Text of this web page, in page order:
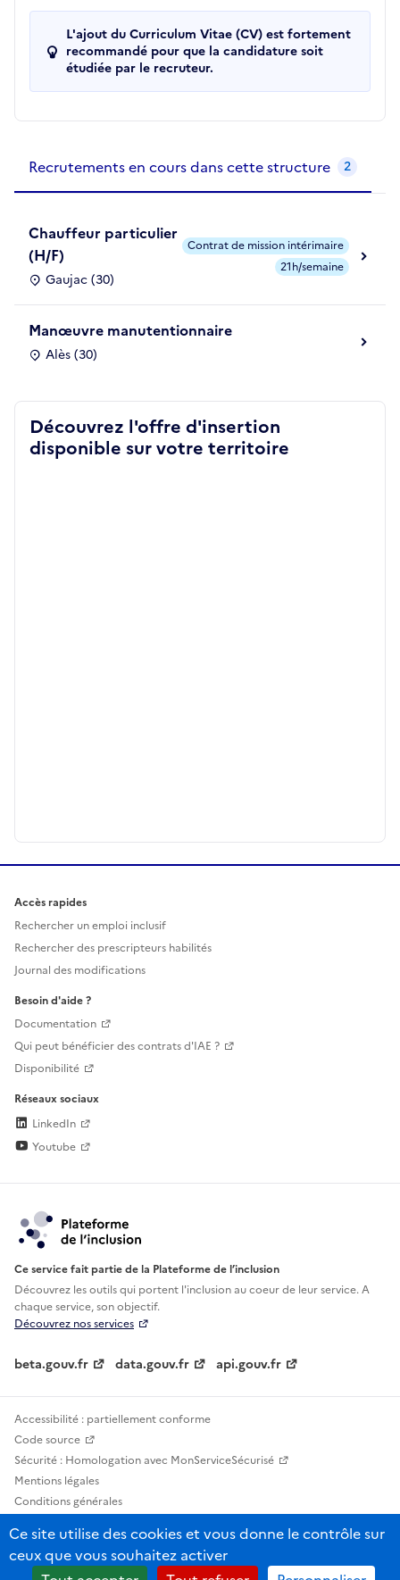
L'ajout du Curriculum Vitae (CV) est fortement
recommandé pour que la candidature soit
étudiée par le recruteur.
Recrutements en cours dans cette structure 2
Chauffeur particulier
(H/F)
Gaujac (30)
Contrat de mission intérimaire
21h/semaine
Manœuvre manutentionnaire
Alès (30)
Découvrez l'offre d'insertion
disponible sur votre territoire
Accès rapides
Rechercher un emploi inclusif
Rechercher des prescripteurs habilités
Journal des modifications
Besoin d'aide ?
Documentation
Qui peut bénéficier des contrats d'IAE ?
Disponibilité
Réseaux sociaux
LinkedIn
Youtube
Ce service fait partie de la Plateforme de l’inclusion
Découvrez les outils qui portent l'inclusion aucoeur de leur service. A
chaque service, son objectif.
Découvrez nos services
beta.gouv.fr data.gouv.fr api.gouv.fr
Accessibilité : partiellement conforme
Code source
Sécurité : Homologation avec MonServiceSécurisé
Mentions légales
Conditions générales
Statistiques, lexiques et indicateurs
Sauf mention contraire, tous les contenus de ce site sont sous licence
Ce site utilise des cookies et vous donne le contrôle sur
ceux que vous souhaitez activer